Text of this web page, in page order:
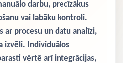
darbu, precīzākus
vai labāku kontroli.
ar procesu un datu analīzi,
izvēli. Individuālos
vērtē arī integrācijas,